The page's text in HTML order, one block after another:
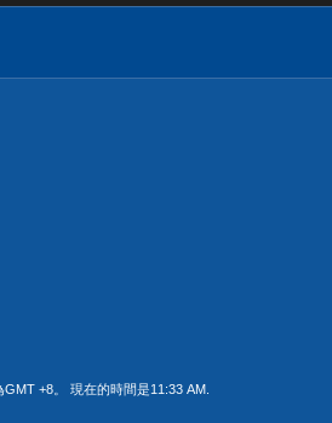
GMT +8。 現在的時間是11:33 AM